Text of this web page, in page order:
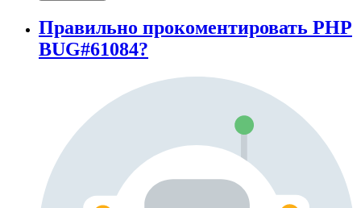
Правильно прокоментировать PHP
BUG#61084?